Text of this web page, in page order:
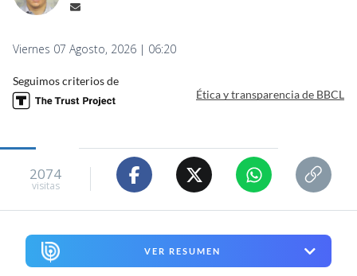
Viernes 07 Agosto, 2026 | 06:20
Seguimos criterios de
Ética y transparencia de BBCL
2074
visitas
VER RESUMEN